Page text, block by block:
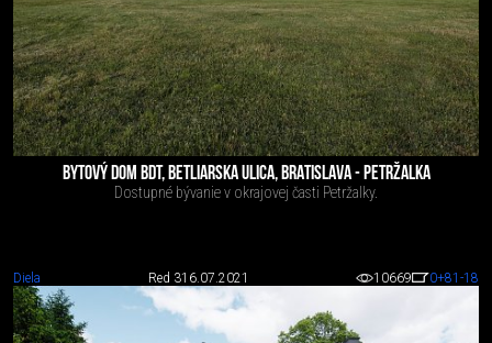
BYTOVÝ DOM BDT, BETLIARSKA ULICA, BRATISLAVA - PETRŽALKA
Dostupné bývanie v okrajovej časti Petržalky.
Diela Red 316.07.2021 10669 0+81 -18